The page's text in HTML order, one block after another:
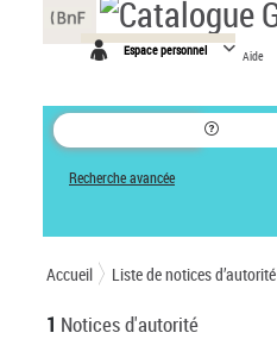
Espace personnel Aide
Recherche avancée
Accueil Liste de notices d’autorité
1 Notices d'autorité